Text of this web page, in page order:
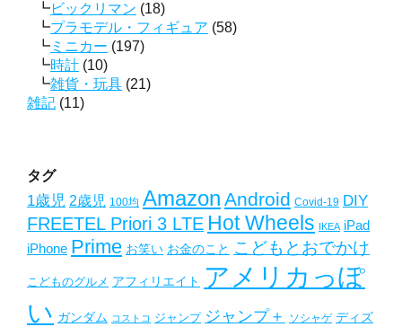
ビックリマン (18)
プラモデル・フィギュア (58)
ミニカー (197)
時計 (10)
雑貨・玩具 (21)
雑記 (11)
タグ
1歳児 2歳児 100均 Amazon Android Covid-19 DIY
FREETEL Priori 3 LTE Hot Wheels IKEA iPad
iPhone Prime お笑い お金のこと こどもとおでかけ
こどものグルメ アフィリエイト
アメリカっぽ
い ガンダム コストコ ジャンプ ジャンプ＋ ソシャゲ ディズ